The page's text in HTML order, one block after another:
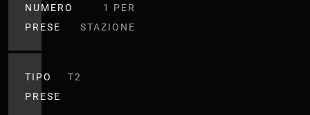
NUMERO
PRESE
1 PER
STAZIONE
TIPO
PRESE
T2